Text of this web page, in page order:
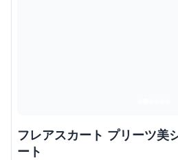
フレアスカート プリーツ美
ート